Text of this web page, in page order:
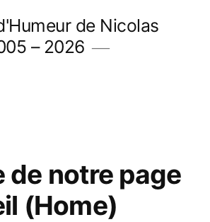
de Nicolas
– 2026
de notre page
(Home)